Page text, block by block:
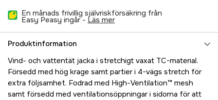
2 299 kr
Tillfälligt slut
2 299 kr
Tillfälligt slut
En månads frivillig självriskförsäkring från
Easy Peasy ingår - läs mer
Produktinformation
Vind- och vattentät jacka i stretchigt vaxat TC-material.
Försedd med hög krage samt partier i 4-vägs stretch för
extra följsamhet. Fodrad med High-Ventilation™ mesh
samt försedd med ventilationsöppningar i sidorna för att